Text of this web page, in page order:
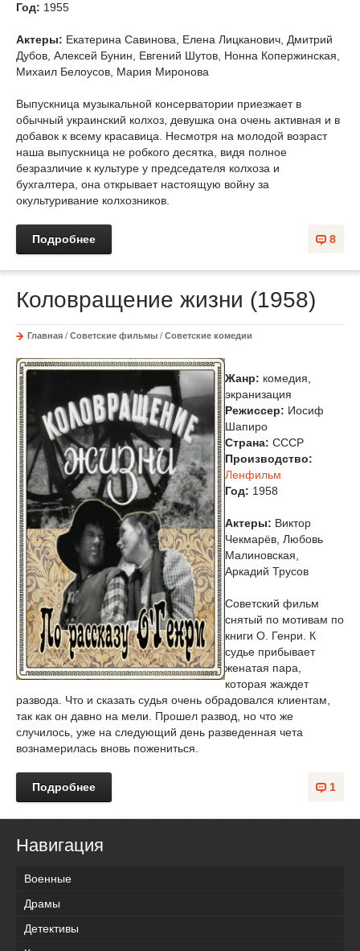
Год: 1955
Актеры: Екатерина Савинова, Елена Лицканович, Дмитрий
Дубов, Алексей Бунин, Евгений Шутов, Нонна Копержинская,
Михаил Белоусов, Мария Миронова
Выпускница музыкальной консерватории приезжает в
обычный украинский колхоз, девушка она очень активная и в
добавок к всему красавица. Несмотря на молодой возраст
наша выпускница не робкого десятка, видя полное
безразличие к культуре у председателя колхоза и
бухгалтера, она открывает настоящую войну за
окультуривание колхозников.
8
Подробнее
Коловращение жизни (1958)
Главная / Советские фильмы / Советские комедии
Жанр: комедия,
экранизация
Режиссер: Иосиф
Шапиро
Страна: СССР
Производство:
Ленфильм
Год: 1958
Актеры: Виктор
Чекмарёв, Любовь
Малиновская,
Аркадий Трусов
Советский фильм
снятый по мотивам по
книги О. Генри. К
судье прибывает
женатая пара,
которая жаждет
развода. Что и сказать судья очень обрадовался клиентам,
так как он давно на мели. Прошел развод, но что же
случилось, уже на следующий день разведенная чета
вознамерилась вновь пожениться.
1
Подробнее
Навигация
Военные
Драмы
Детективы